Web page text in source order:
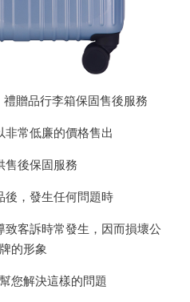
贈品行李箱保固售後服務
非常低廉的價格售出
售後保固服務
後，發生任何問題時
客訴時常發生，因而損壞公
的形象
您解決這樣的問題